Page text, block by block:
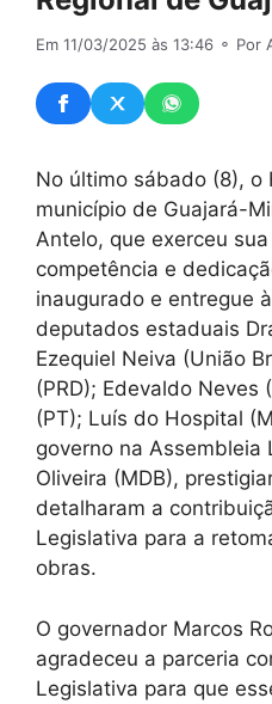
Em 11/03/2025 às 13:46 ⚬ Por
No último sábado (8), o
município de Guajará-
Antelo, que exerceu
competência e
inaugurado e entregue
deputados estaduais
Ezequiel Neiva (União
(PRD); Edevaldo Neves
(PT); Luís do Hospital
governo na Assembleia
Oliveira (MDB),
detalharam a
Legislativa para a
obras.
O governador Marcos
agradeceu a parceria
Legislativa para que